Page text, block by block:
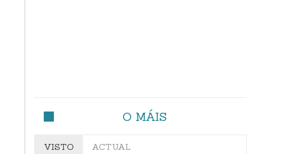
O MÁIS
VISTO ACTUAL